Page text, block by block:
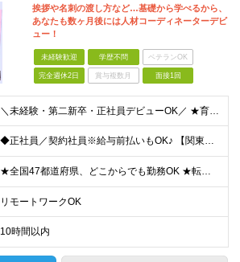
挨拶や名刺の渡し方など…基礎から学べるから、
あなたも数ヶ月後には人材コーディネーターデビ
ュー！
未経験歓迎 学歴不問 ベテランOK
完全週休2日 賞与複数月 面接1回
＼未経験・第二新卒・正社員デビューOK／ ★育成前提の採用を実施中！ ■経歴・ブランク不問 ■学歴不問 ≪≪特別なスキルや経験は必要なし！≫≫ 当社では人柄重視の採用を実施しています。 働く先輩社員
◆正社員／契約社員※給与前払いもOK♪ 【関東（一都三県）】 月給25万円～ ※固定残業代（月20時間分／月3万2383円）を含む。超過分は別途支給。 ※試用期間中の給与は月給23万円～ 【関東（北
★全国47都道府県、どこからでも勤務OK ★転勤なし！腰を据えて活躍◎ ★マイカー通勤OK（拠点による） ★業務に慣れたら、ゆくゆくはリモート併用やフルリモートも可能 全国のお客様先にて勤務していた
リモートワークOK
10時間以内